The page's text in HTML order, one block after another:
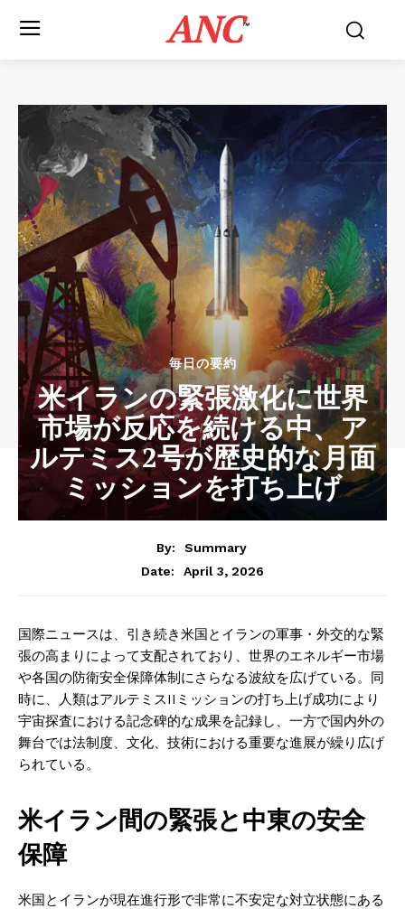
ANC™
毎日の要約
米イランの緊張激化に世界
市場が反応を続ける中、ア
ルテミス2号が歴史的な月面
ミッションを打ち上げ
By:
Summary
Date:
April 3, 2026
国際ニュースは、引き続き米国とイランの軍事・外交的な緊
張の高まりによって支配されており、世界のエネルギー市場
や各国の防衛安全保障体制にさらなる波紋を広げている。同
時に、人類はアルテミスIIミッションの打ち上げ成功により
宇宙探査における記念碑的な成果を記録し、一方で国内外の
舞台では法制度、文化、技術における重要な進展が繰り広げ
られている。
米イラン間の緊張と中東の安全
保障
米国とイランが現在進行形で非常に不安定な対立状態にある